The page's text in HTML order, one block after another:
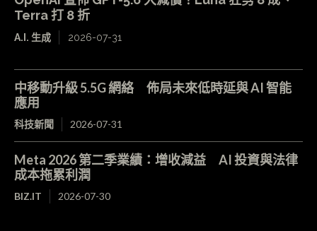
Terra 打 8 折
A.I. 生成 2026-07-31
中移動升級 5.5G 網絡 佈局未來低時延與 AI 智能
應用
科技新聞 2026-07-31
Meta 2026 第二季業績：增收減益 AI 投資與法律
成本拖累利潤
BIZ.IT 2026-07-30